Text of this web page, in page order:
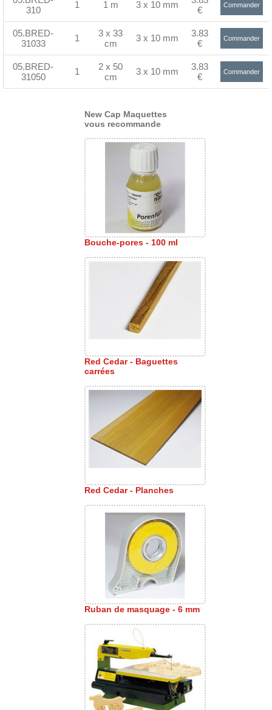
310
1 1 m 3 x 10 mm
€
Commander
05.BRED-
31033
1
3 x 33
cm
3 x 10 mm
3.83
€
Commander
05.BRED-
31050
1
2 x 50
cm
3 x 10 mm
3.83
€
Commander
New Cap Maquettes
vous recommande
Bouche-pores - 100 ml
Red Cedar - Baguettes
carrées
Red Cedar - Planches
Ruban de masquage - 6 mm